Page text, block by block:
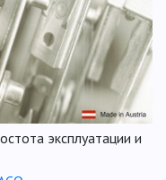
эксплуатации и